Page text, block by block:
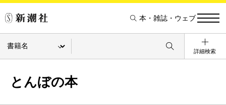
本・雑誌・ウェブ
詳細検索
とんぼの本